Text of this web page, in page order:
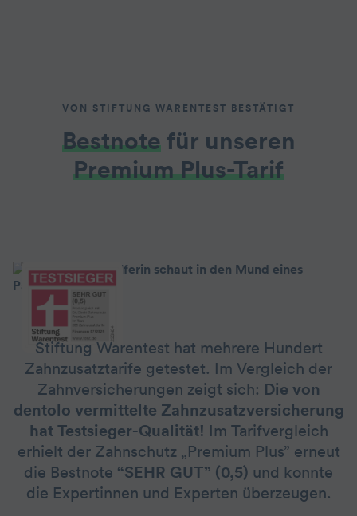
VON STIFTUNG WARENTEST BESTÄTIGT
Bestnotefür unseren
Premium Plus-Tarif
Stiftung Warentest hat mehrere Hundert
Zahnzusatztarife getestet. Im Vergleich der
Zahnversicherungen zeigt sich: Die von
dentolo vermittelte Zahn­zusatz­versicherung
hat Testsieger-Qualität! Im Tarifvergleich
erhielt der Zahnschutz „Premium Plus” erneut
die Bestnote “SEHR GUT” (0,5) und konnte
die Expertinnen und Experten überzeugen.